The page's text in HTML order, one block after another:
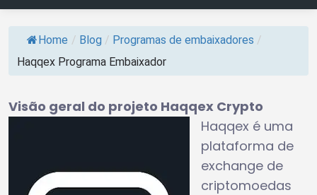
Home / Blog / Programas de embaixadores /
Haqqex Programa Embaixador
Visão geral do projeto Haqqex Crypto
Haqqex é uma
plataforma de
exchange de
criptomoedas